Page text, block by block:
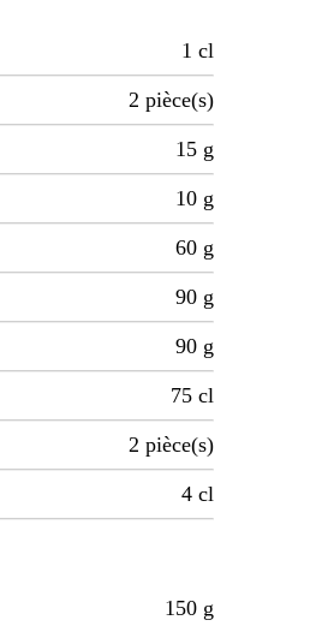
1 cl
2 pièce(s)
15 g
10 g
60 g
90 g
90 g
75 cl
2 pièce(s)
4 cl
150 g